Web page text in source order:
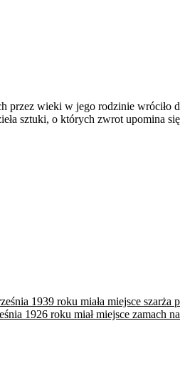
przez wieki w jego rodzinie
sztuki, o których zwrot upomina
1939 roku miała miejsce szarża
1926 roku miał miejsce zamach